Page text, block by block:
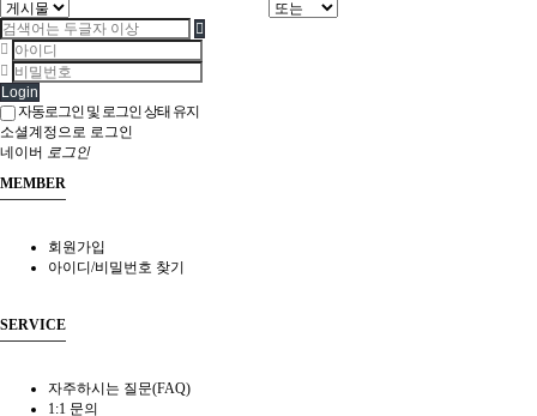
Login
자동로그인 및 로그인 상태 유지
소셜계정으로 로그인
네이버 로그인
MEMBER
회원가입
아이디/비밀번호 찾기
SERVICE
자주하시는 질문(FAQ)
1:1 문의